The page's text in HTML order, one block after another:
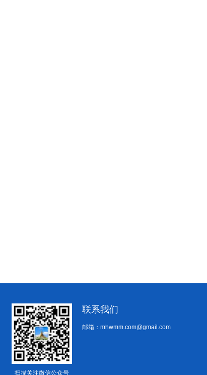
扫描关注微信公众号
联系我们
邮箱：mhwmm.com@gmail.com